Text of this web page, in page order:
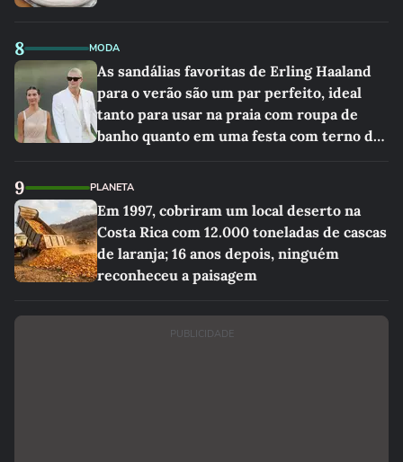
8 MODA
As sandálias favoritas de Erling Haaland
para o verão são um par perfeito, ideal
tanto para usar na praia com roupa de
banho quanto em uma festa com terno de
9 PLANETA
Em 1997, cobriram um local deserto na
Costa Rica com 12.000 toneladas de cascas
de laranja; 16 anos depois, ninguém
reconheceu a paisagem
PUBLICIDADE